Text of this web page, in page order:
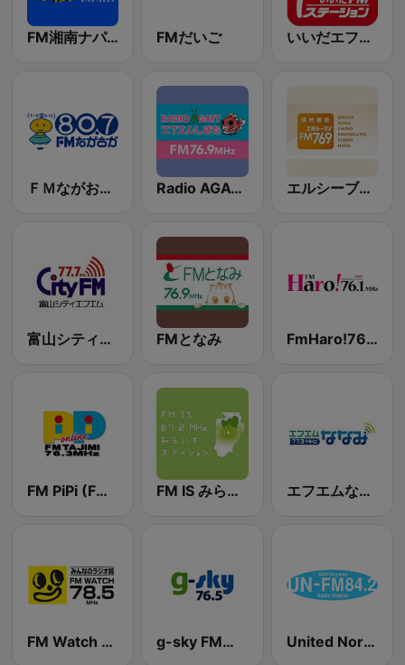
FM湘南ナパサ (FM Shonan Napasa) FMだいご いいだエフエム・iステーション (i Station)
ＦＭながおか (FM Nagaoka) Radio AGATT エルシーブイFM769 (LCV-FM769)
富山シティエフエム (Toyama City FM) FMとなみ FmHaro!76.1（エフエムハロー!）
FM PiPi (FM Tajimi) FM IS みらいずステーション エフエムななみ (FM Nanani)
FM Watch (FMわっち) g-sky FM島田 76.5 United North (愛知北エフエム放送)